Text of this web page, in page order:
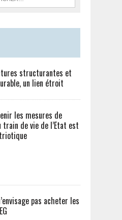
structurantes et
un lien étroit
les mesures de
de vie de l’Etat est
pas acheter les